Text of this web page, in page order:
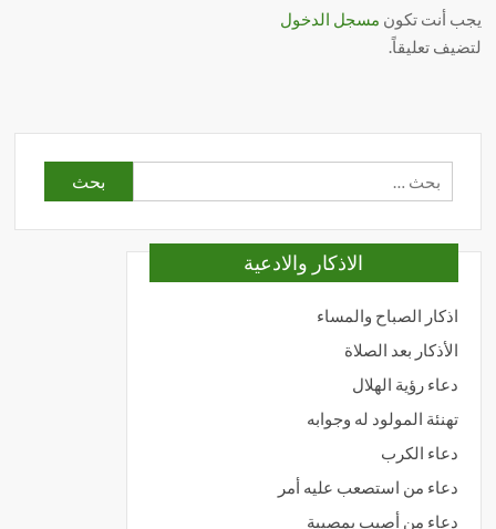
يجب أنت تكون مسجل الدخول
لتضيف تعليقاً.
عن:
الاذكار والادعية
اذكار الصباح والمساء
الأذكار بعد الصلاة
دعاء رؤية الهلال
تهنئة المولود له وجوابه
دعاء الكرب
دعاء من استصعب عليه أمر
دعاء من أصيب بمصيبة